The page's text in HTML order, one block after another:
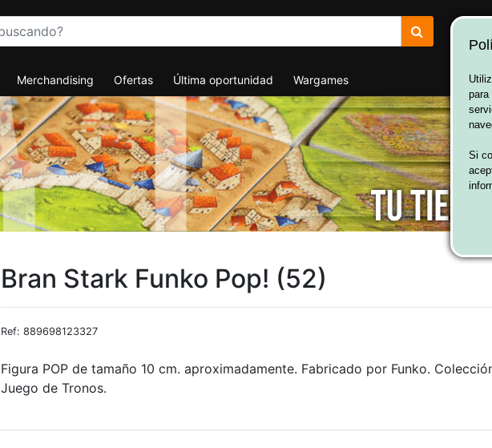
Merchandising Ofertas Última oportunidad Wargames
Bran Stark Funko Pop! (52)
Ref: 889698123327
Figura POP de tamaño 10 cm. aproximadamente. Fabricado por Funko.
Juego de Tronos.
para
Si